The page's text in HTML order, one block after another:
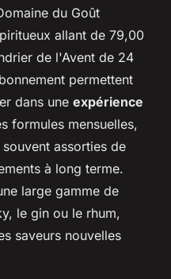
du Goût
allant de 79,00
de l'Avent de 24
permettent
dans une expérience
formules mensuelles,
assorties de
à long terme.
large gamme de
le gin ou le rhum,
saveurs nouvelles